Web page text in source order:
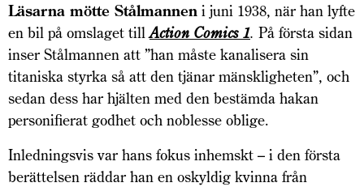
Läsarna mötte Stålmannen i juni 1938, när han lyfte
en bil på omslaget till Action Comics 1. På första sidan
inser Stålmannen att ”han måste kanalisera sin
titaniska styrka så att den tjänar mänskligheten”, och
sedan dess har hjälten med den bestämda hakan
personifierat godhet och noblesse oblige.
Inledningsvis var hans fokus inhemskt – i den första
berättelsen räddar han en oskyldig kvinna från